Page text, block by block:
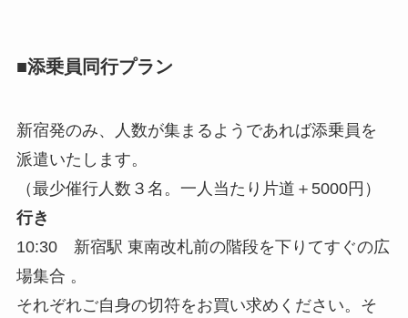
■添乗員同行プラン
新宿発のみ、人数が集まるようであれば添乗員を
派遣いたします。
（最少催行人数３名。一人当たり片道＋5000円）
行き
10:30 新宿駅 東南改札前の階段を下りてすぐの広
場集合 。
それぞれご自身の切符をお買い求めください。そ